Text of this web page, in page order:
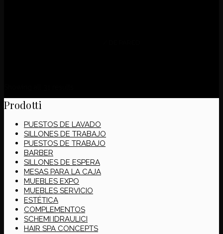
Prodotti
PUESTOS DE LAVADO
SILLONES DE TRABAJO
PUESTOS DE TRABAJO
BARBER
SILLONES DE ESPERA
MESAS PARA LA CAJA
MUEBLES EXPO
MUEBLES SERVICIO
ESTÉTICA
COMPLEMENTOS
SCHEMI IDRAULICI
HAIR SPA CONCEPTS